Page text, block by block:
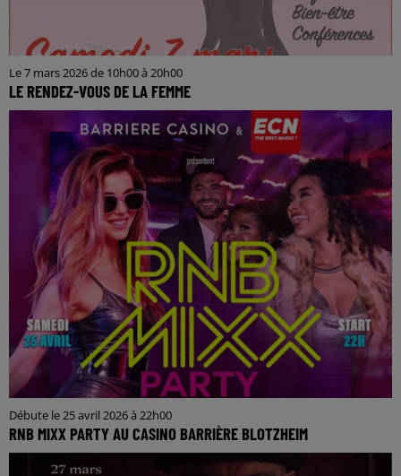
Le 7 mars 2026 de 10h00 à 20h00
LE RENDEZ-VOUS DE LA FEMME
Débute le 25 avril 2026 à 22h00
RNB MIXX PARTY AU CASINO BARRIÈRE BLOTZHEIM